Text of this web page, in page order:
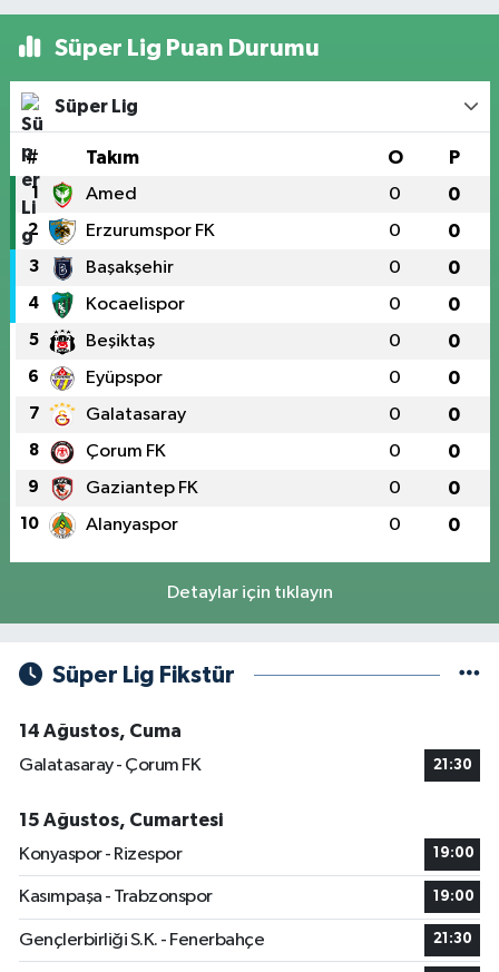
Süper Lig Puan Durumu
Süper Lig
# Takım O P
1 Amed 0 0
2 Erzurumspor FK 0 0
3 Başakşehir 0 0
4 Kocaelispor 0 0
5 Beşiktaş 0 0
6 Eyüpspor 0 0
7 Galatasaray 0 0
8 Çorum FK 0 0
9 Gaziantep FK 0 0
10 Alanyaspor 0 0
Detaylar için tıklayın
Süper Lig Fikstür
14 Ağustos, Cuma
Galatasaray - Çorum FK
21:30
15 Ağustos, Cumartesi
Konyaspor - Rizespor
19:00
Kasımpaşa - Trabzonspor 19:00
Gençlerbirliği S.K. - Fenerbahçe 21:30